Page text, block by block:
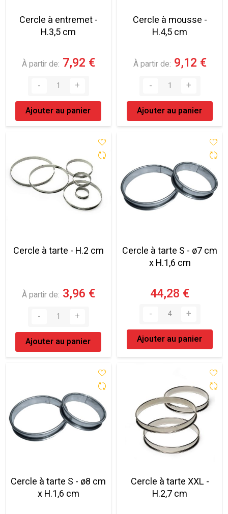
Cercle à entremet -
H.3,5 cm
À partir de 7,92 €
Ajouter au panier
Cercle à mousse -
H.4,5 cm
À partir de 9,12 €
Ajouter au panier
Cercle à tarte - H.2 cm
À partir de 3,96 €
Ajouter au panier
Cercle à tarte S - ø7 cm
x H.1,6 cm
44,28 €
Ajouter au panier
Cercle à tarte S - ø8 cm
x H.1,6 cm
Cercle à tarte XXL -
H.2,7 cm